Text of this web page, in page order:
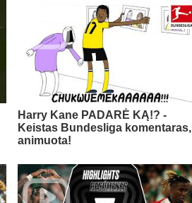
Harry Kane PADARĖ KĄ!? -
Keistas Bundesliga komentaras,
animuota!